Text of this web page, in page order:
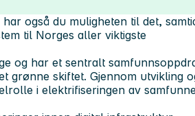
også du muligheten til det,
til Norges aller viktigste
og har et sentralt
grønne skiftet. Gjennom utvikling
i elektrifiseringen av